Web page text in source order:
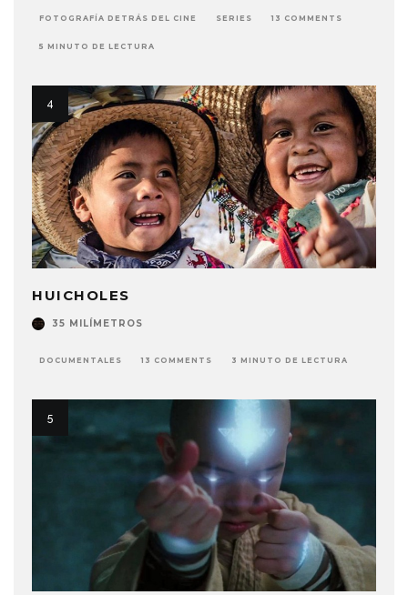
FOTOGRAFÍA DETRÁS DEL CINE SERIES 13 COMMENTS
5 MINUTO DE LECTURA
HUICHOLES
35 MILÍMETROS
DOCUMENTALES 13 COMMENTS 3 MINUTO DE LECTURA